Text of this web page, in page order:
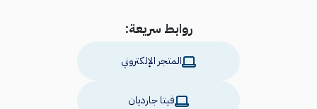
روابط سريعة:
المتجر الإلكتروني
فيتا جارديان